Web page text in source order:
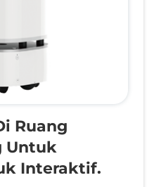
Ruang
Untuk
Interaktif.